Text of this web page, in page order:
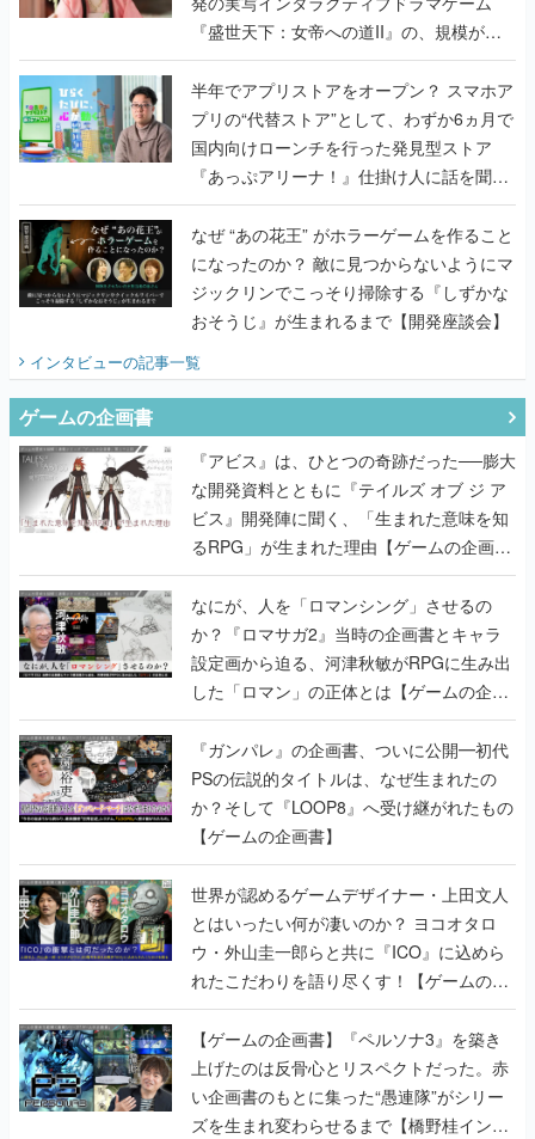
『盛世天下：女帝への道II』の、規模が違
うこだわりをプロデューサーに聞いた
半年でアプリストアをオープン？ スマホア
プリの“代替ストア”として、わずか6ヵ月で
国内向けローンチを行った発見型ストア
『あっぷアリーナ！』仕掛け人に話を聞い
てみた
なぜ “あの花王” がホラーゲームを作ること
になったのか？ 敵に見つからないようにマ
ジックリンでこっそり掃除する『しずかな
おそうじ』が生まれるまで【開発座談会】
インタビューの記事一覧
ゲームの企画書
『アビス』は、ひとつの奇跡だった──膨大
な開発資料とともに『テイルズ オブ ジ ア
ビス』開発陣に聞く、「生まれた意味を知
るRPG」が生まれた理由【ゲームの企画
書】
なにが、人を「ロマンシング」させるの
か？『ロマサガ2』当時の企画書とキャラ
設定画から迫る、河津秋敏がRPGに生み出
した「ロマン」の正体とは【ゲームの企画
書】
『ガンパレ』の企画書、ついに公開━初代
PSの伝説的タイトルは、なぜ生まれたの
か？そして『LOOP8』へ受け継がれたもの
【ゲームの企画書】
世界が認めるゲームデザイナー・上田文人
とはいったい何が凄いのか？ ヨコオタロ
ウ・外山圭一郎らと共に『ICO』に込めら
れたこだわりを語り尽くす！【ゲームの企
画書】
【ゲームの企画書】『ペルソナ3』を築き
上げたのは反骨心とリスペクトだった。赤
い企画書のもとに集った“愚連隊”がシリー
ズを生まれ変わらせるまで【橋野桂インタ